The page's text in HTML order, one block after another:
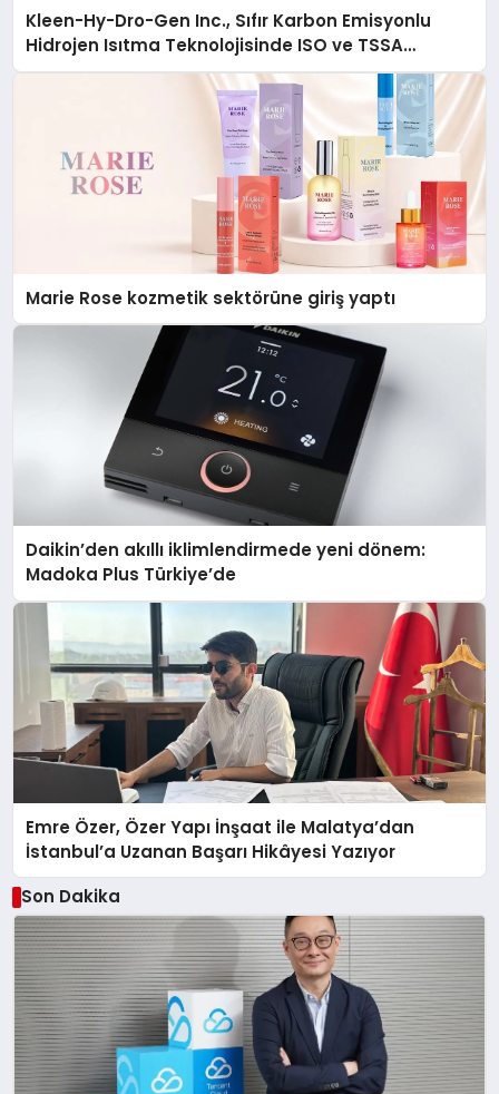
Kleen-Hy-Dro-Gen Inc., Sıfır Karbon Emisyonlu
Hidrojen Isıtma Teknolojisinde ISO ve TSSA
Düzenleyici Onaylarını Aldı
Marie Rose kozmetik sektörüne giriş yaptı
Daikin’den akıllı iklimlendirmede yeni dönem:
Madoka Plus Türkiye’de
Emre Özer, Özer Yapı İnşaat ile Malatya’dan
İstanbul’a Uzanan Başarı Hikâyesi Yazıyor
Son Dakika